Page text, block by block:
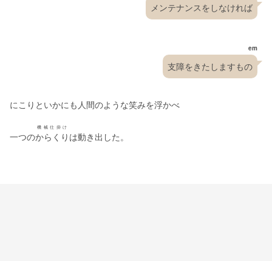
メンテナンスをしなければ
em
支障をきたしますもの
にこりといかにも人間のような笑みを浮かべ
一つのからくり
機械仕掛け
は動き出した。